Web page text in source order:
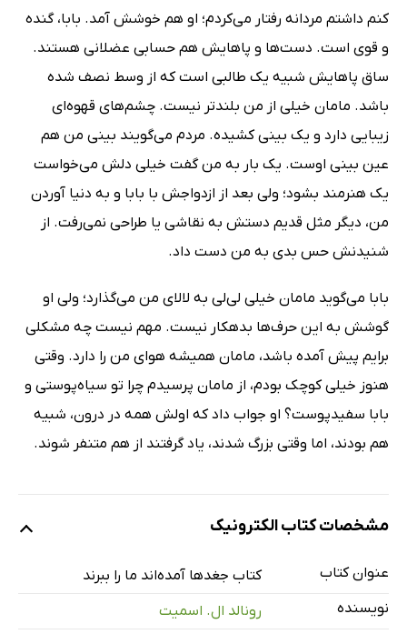
کنم داشتم مردانه رفتار می‌کردم؛ او هم خوشش آمد. بابا، گنده
و قوی است. دست‌ها و پاهایش هم حسابی عضلانی هستند.
ساق پاهایش شبیه یک طالبی است که از وسط نصف شده
باشد. مامان خیلی از من بلندتر نیست. چشم‌های قهوه‌ای
زیبایی دارد و یک بینی کشیده. مردم می‌گویند بینی من هم
عین بینی اوست. یک ‌بار به من گفت خیلی دلش می‌خواست
یک هنرمند بشود؛ ولی بعد از ازدواجش با بابا و به دنیا آوردن
من، دیگر مثل قدیم دستش به نقاشی یا طراحی نمی‌رفت. از
شنیدنش حس بدی به من دست داد.
بابا می‌گوید مامان خیلی لی‌لی به لالای من می‌گذارد؛ ولی او
گوشش به این حرف‌ها بدهکار نیست. مهم نیست چه مشکلی
برایم پیش آمده باشد، مامان همیشه هوای من را دارد. وقتی
هنوز خیلی کوچک بودم، از مامان پرسیدم چرا تو سیاه‌پوستی و
بابا سفیدپوست؟ او جواب داد که اولش همه‌ در درون، شبیه
هم بودند، اما وقتی بزرگ شدند، یاد گرفتند از هم متنفر شوند.
مشخصات کتاب الکترونیک
عنوان کتاب
کتاب جغدها آمده‌اند ما را ببرند
نویسنده
رونالد ال. اسمیت